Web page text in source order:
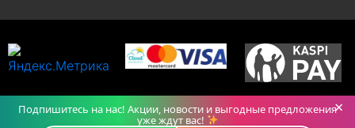
Подпишитесь на нас! Акции, новости и выгодные предложения
уже ждут вас!
×